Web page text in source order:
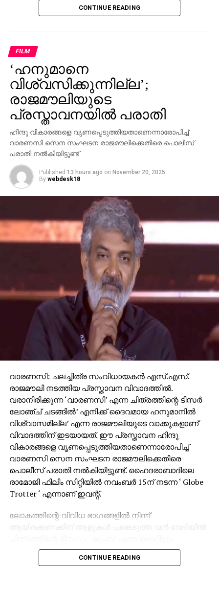
പിണറായി വിജയന്‍ എന്തുകൊണ്ട് മൗനം പാലിക്കുന്നു.
പാര്‍ട്ടിക്ക് ഒരു കുഴപ്പവുമില്ലെന്ന് പറയാന്‍ എം.വി
ഗോവിന്ദന് മാത്രമേ കഴിയൂവെന്നും വി.ഡി സതീശന്‍
പരിഹസിച്ചു. എന്തുകൊണ്ട് ദേവസ്വം ബോര്‍ഡ്
പോറ്റിക്കെതിരെ പരാതി നല്‍കിയില്ലെന്നും പോറ്റി
കുടുങ്ങിയാല്‍ പലരും കുടുങ്ങും എന്ന് സിപിഎമ്മിന്
അറിയാമായിരുന്നുവെന്നും അദ്ദേഹം കൂട്ടിച്ചേര്‍ത്തു.
CONTINUE READING
FILM
‘ഹനുമാനെ
വിശ്വസിക്കുന്നില്ല’;
രാജമൗലിയുടെ
പ്രസ്താവനയില്‍ പരാതി
ഹിന്ദു വികാരങ്ങളെ വൃണപ്പെടുത്തിയതാണെന്നാരോപിച്ച്
വാരണസി സെന സംഘടന രാജമൗലിക്കെതിരെ പൊലീസ്
പരാതി നല്‍കിയിട്ടുണ്ട്
Published 13 hours ago on November 20, 2025
By webdesk18
വാരണസി: ചലച്ചിത്ര സംവിധായകന്‍ എസ്.എസ്.
രാജമൗലി നടത്തിയ പ്രസ്താവന വിവാദത്തില്‍.
വരാനിരിക്കുന്ന ‘വാരണസി’ എന്ന ചിത്രത്തിന്റെ ടീസര്‍
ലോഞ്ച് ചടങ്ങില്‍’ എനിക്ക് ദൈവമായ ഹനുമാനില്‍
വിശ്വാസമില്ല’ എന്ന രാജമൗലിയുടെ വാക്കുകളാണ്
വിവാദത്തിന് ഇടയായത്. ഈ പ്രസ്താവന ഹിന്ദു
വികാരങ്ങളെ വൃണപ്പെടുത്തിയതാണെന്നാരോപിച്ച്
വാരണസി സെന സംഘടന രാജമൗലിക്കെതിരെ
പൊലീസ് പരാതി നല്‍കിയിട്ടുണ്ട്. ഹൈദരാബാദിലെ
രാമോജി ഫിലിം സിറ്റിയില്‍ നവംബര്‍ 15ന് നടന്ന ‘ Globe
Trotter ‘ എന്നാണ് ഇവന്റ്.
ലോകത്തിന്റെ വിവിധ ഭാഗങ്ങളില്‍ നിന്ന്
ആയിരക്കണക്കിന് ആളുകള്‍ പങ്കെടുത്ത വന്‍ വേദിയില്‍
പുറത്തിറക്കിയിരുന്നു. സാങ്കേതിക പ്രശ്‌നങ്ങള്‍ നേരിട്ട
സമയത്താണ് രാജമൗലി വിവാദമായി മാറിയ പ്രസ്താവന
CONTINUE READING